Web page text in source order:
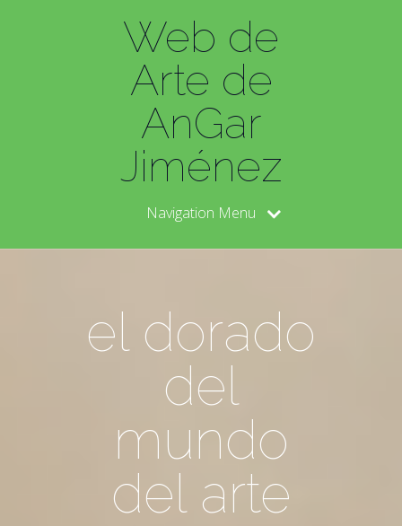
Web de
Arte de
AnGar
Jiménez
Navigation Menu
el dorado
del
mundo
del arte